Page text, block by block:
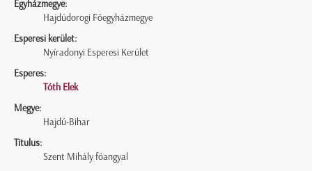
Egyházmegye:
Hajdúdorogi Főegyházmegye
Esperesi kerület:
Nyíradonyi Esperesi Kerület
Esperes:
Tóth Elek
Megye:
Hajdú-Bihar
Titulus:
Szent Mihály főangyal